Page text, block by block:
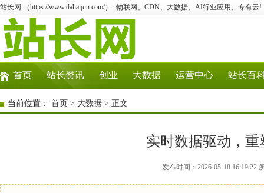
站长网 （https://www.dahaijun.com/）- 物联网、CDN、大数据、AI行业应用、专有云!
首页 站长资讯 创业 大数据 运营中心 站长百
当前位置： 首页 > 大数据 > 正文
实时数据驱动，
发布时间：2026-05-18 16:19:22